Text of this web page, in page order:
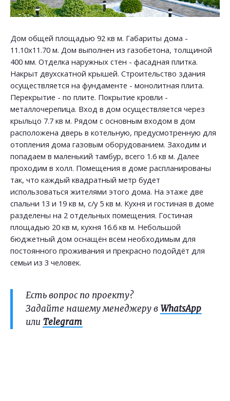
Дом общей площадью 92 кв м. Габариты дома -
11.10х11.70 м. Дом выполнен из газобетона, толщиной
400 мм. Отделка наружных стен - фасадная плитка.
Накрыт двухскатной крышей. Строительство здания
осуществляется на фундаменте - монолитная плита.
Перекрытие - по плите. Покрытие кровли -
металлочерепица. Вход в дом осуществляется через
крыльцо 7.7 кв м. Рядом с основным входом в дом
расположена дверь в котельную, предусмотренную для
отопления дома газовым оборудованием. Заходим и
попадаем в маленький тамбур, всего 1.6 кв м. Далее
проходим в холл. Помещения в доме распланированы
так, что каждый квадратный метр будет
использоваться жителями этого дома. На этаже две
спальни 13 и 19 кв м, с/у 5 кв м. Кухня и гостиная в доме
разделены на 2 отдельных помещения. Гостиная
площадью 20 кв м, кухня 16.6 кв м. Небольшой
бюджетный дом оснащён всем необходимым для
постоянного проживания и прекрасно подойдёт для
семьи из 3 человек.
Есть вопрос по проекту?
Задайте нашему менеджеру в WhatsApp
или Telegram